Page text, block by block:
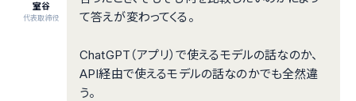
室谷
代表取締役
て答えが変わってくる。
ChatGPT（アプリ）で使えるモデルの話なのか、
API経由で使えるモデルの話なのかでも全然違
う。